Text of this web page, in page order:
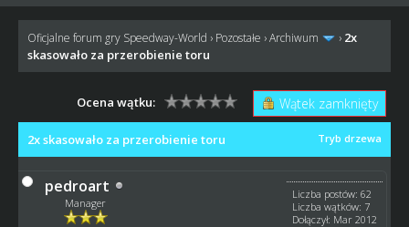
Oficjalne forum gry Speedway-World › Pozostałe ›Archiwum › 2x
skasowało za przerobienie toru
Wątek zamknięty
Ocena wątku:
Tryb drzewa
2x skasowało za przerobienie toru
pedroart
Manager
Liczba postów: 62
Liczba wątków: 7
Dołączył: Mar 2012